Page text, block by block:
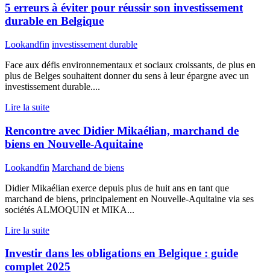
5 erreurs à éviter pour réussir son investissement
durable en Belgique
Lookandfin investissement durable
Face aux défis environnementaux et sociaux croissants, de plus en
plus de Belges souhaitent donner du sens à leur épargne avec un
investissement durable....
Lire la suite
Rencontre avec Didier Mikaélian, marchand de
biens en Nouvelle-Aquitaine
Lookandfin Marchand de biens
Didier Mikaélian exerce depuis plus de huit ans en tant que
marchand de biens, principalement en Nouvelle-Aquitaine via ses
sociétés ALMOQUIN et MIKA...
Lire la suite
Investir dans les obligations en Belgique : guide
complet 2025